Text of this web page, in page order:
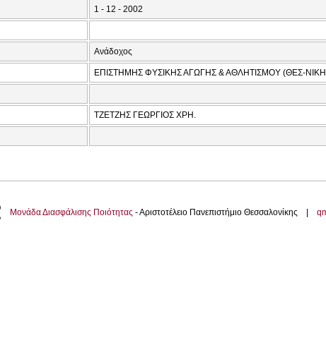
1 - 12 - 2002
Ανάδοχος
ΕΠΙΣΤΗΜΗΣ ΦΥΣΙΚΗΣ ΑΓΩΓΗΣ & ΑΘΛΗΤΙΣΜΟΥ (ΘΕΣ-
ΤΖΕΤΖΗΣ ΓΕΩΡΓΙΟΣ ΧΡΗ.
Μονάδα Διασφάλισης Ποιότητας - Αριστοτέλειο Πανεπιστήμιο Θεσσαλονίκης |